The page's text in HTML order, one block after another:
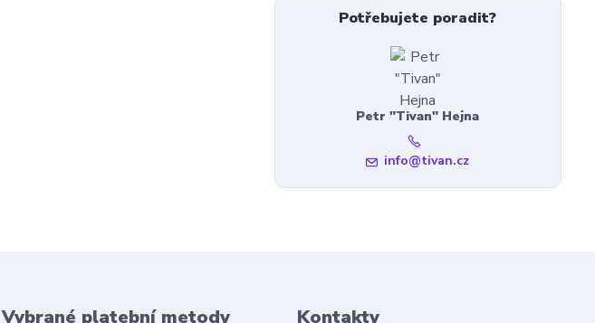
Potřebujete poradit?
Petr "Tivan" Hejna
info@tivan.cz
Vybrané platební metody Kontakty